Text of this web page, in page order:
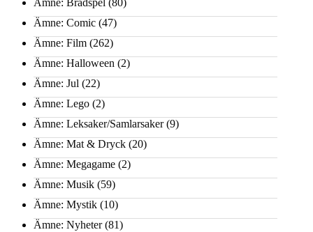
Ämne: Brädspel (80)
Ämne: Comic (47)
Ämne: Film (262)
Ämne: Halloween (2)
Ämne: Jul (22)
Ämne: Lego (2)
Ämne: Leksaker/Samlarsaker(9)
Ämne: Mat & Dryck (20)
Ämne: Megagame (2)
Ämne: Musik (59)
Ämne: Mystik (10)
Ämne: Nyheter(81)